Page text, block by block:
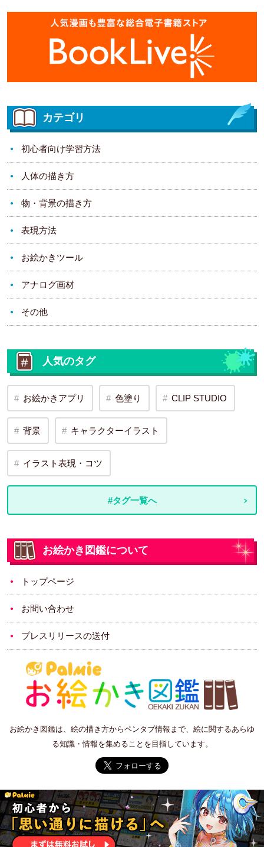
カテゴリ
初心者向け学習方法
人体の描き方
物・背景の描き方
表現方法
お絵かきツール
アナログ画材
その他
人気のタグ
お絵かきアプリ 色塗り CLIP STUDIO
背景 キャラクターイラスト
イラスト表現・コツ
#タグ一覧へ
お絵かき図鑑について
トップページ
お問い合わせ
プレスリリースの送付
お絵かき図鑑は、絵の描き方からペンタブ情報まで、絵に関するあらゆ
る知識・情報を集めることを目指しています。